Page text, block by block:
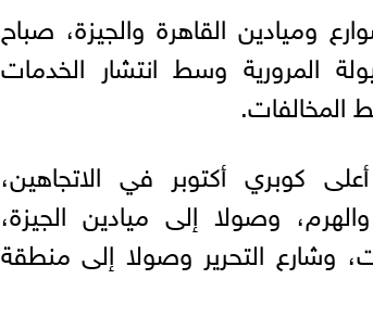
وميادين القاهرة والجيزة، صباح
المرورية وسط انتشار الخدمات
المخالفات.
كوبري أكتوبر في الاتجاهين،
وصولا إلى ميادين الجيزة،
وشارع التحرير وصولا إلى منطقة